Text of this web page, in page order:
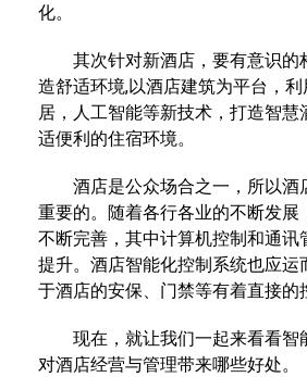
化。
其次针对新酒店，要有意识的
造舒适环境,以酒店建筑为平台，
居，人工智能等新技术，打造智慧
适便利的住宿环境。
酒店是公众场合之一，所以酒
重要的。随着各行各业的不断发展
不断完善，其中计算机控制和通讯
提升。酒店智能化控制系统也应运
于酒店的安保、门禁等有着直接的
现在，就让我们一起来看看智
对酒店经营与管理带来哪些好处。